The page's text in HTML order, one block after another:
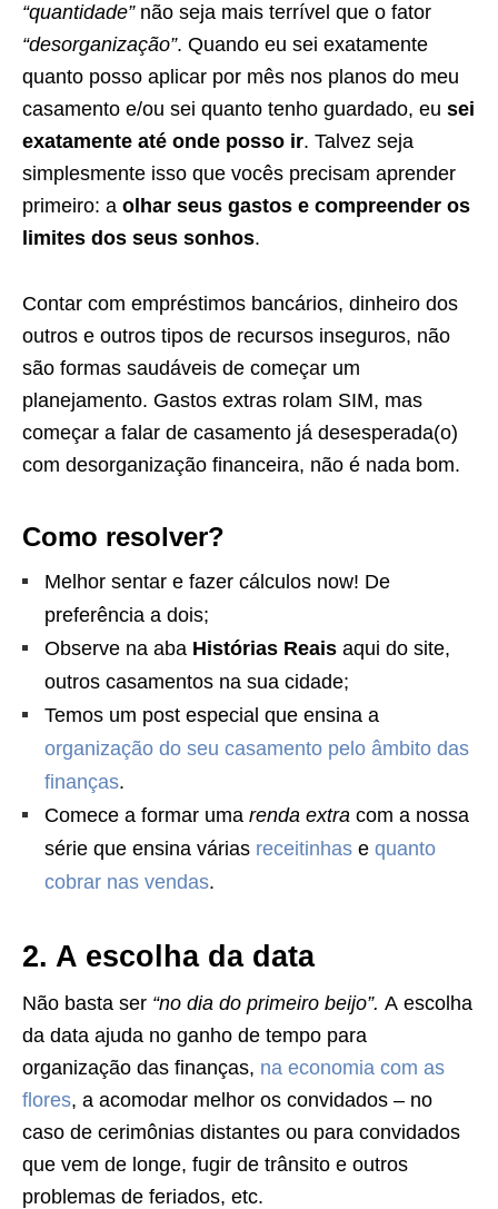
“quantidade”não seja mais terrível que o fator
“desorganização”. Quando eu sei exatamente
quanto posso aplicar por mês nos planos do meu
casamento e/ou sei quanto tenho guardado, eu sei
exatamente até onde posso ir. Talvez seja
simplesmente isso que vocês precisam aprender
primeiro: a olhar seus gastos e compreender os
limites dos seus sonhos.
Contar com empréstimos bancários, dinheiro dos
outros e outros tipos de recursos inseguros, não
são formas saudáveis de começar um
planejamento. Gastos extras rolam SIM, mas
começar a falar de casamento já desesperada(o)
com desorganização financeira, não é nada bom.
Como resolver?
Melhor sentar e fazer cálculos now! De
preferência a dois;
Observe na aba Histórias Reais aqui do site,
outros casamentos na sua cidade;
Temos um post especial que ensina a
organização do seu casamento pelo âmbito das
finanças.
Comece a formar uma renda extra com a nossa
série que ensina várias receitinhas e quanto
cobrar nas vendas.
2. A escolha da data
Não basta ser “no dia do primeiro beijo”. A escolha
da data ajuda no ganho de tempo para
organização das finanças, na economia com as
flores, a acomodar melhor os convidados – no
caso de cerimônias distantes ou para convidados
que vem de longe, fugir de trânsito e outros
problemas de feriados, etc.